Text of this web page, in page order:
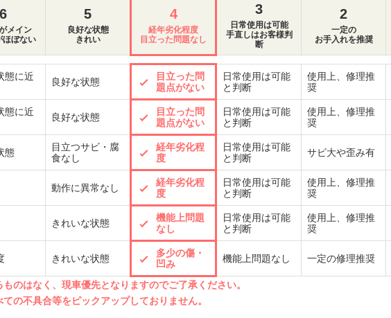
6
メイン
ほぼない
5
良好な状態
きれい
4
経年劣化程度
目立った問題なし
3
日常使用は可能
手直しはお客様判
断
2
一定の
お手入れを推奨
態に近
良好な状態
目立った問
題点がない
日常使用は可能
と判断
使用上、修理推
奨
態に近
良好な状態
目立った問
題点がない
日常使用は可能
と判断
使用上、修理推
奨
態
目立つサビ・腐
食なし
経年劣化程
度
日常使用は可能
と判断
サビ大や歪み有
動作に異常なし
経年劣化程
度
日常使用は可能
と判断
使用上、修理推
奨
きれいな状態
機能上問題
なし
日常使用は可能
と判断
使用上、修理推
奨
きれいな状態
多少の傷・
凹み
機能上問題なし 一定の修理推奨
のはなく、現車優先となりますのでご了承ください。
の不具合等をピックアップしておりません。